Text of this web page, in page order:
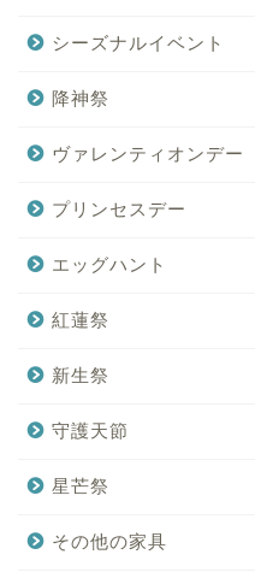
シーズナルイベント
降神祭
ヴァレンティオンデー
プリンセスデー
エッグハント
紅蓮祭
新生祭
守護天節
星芒祭
その他の家具